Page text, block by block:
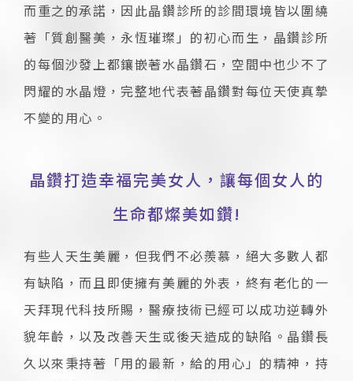
而重之的承諾，因此晶鑽診所的診間環境皆以圍繞
著「質創醫美，永恆璀璨」的初心而生，晶鑽診所
的每個沙發上都鑲嵌著水晶鑽石，空間中也少不了
閃耀的水晶燈，完整地代表著晶鑽對每位天使真摯
不變的用心。
晶鑽打造幸福完美女人，讓每個女人的
生命都燦美如鑽!
有些人天生美麗，但我們不必羨慕，絕大多數人都
有缺陷，而且即使擁有美麗的外表，終有老化的一
天拜現代科技所賜，醫療技術已經可以成功逆轉外
貌年齡，以及改善天生或後天造成的缺陷。晶鑽長
久以來秉持著「用的最新，給的用心」的精神，持